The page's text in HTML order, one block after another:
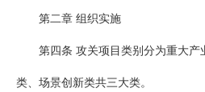
第二章 组织实施
第四条 攻关项目类别分为重大产
类、场景创新类共三大类。